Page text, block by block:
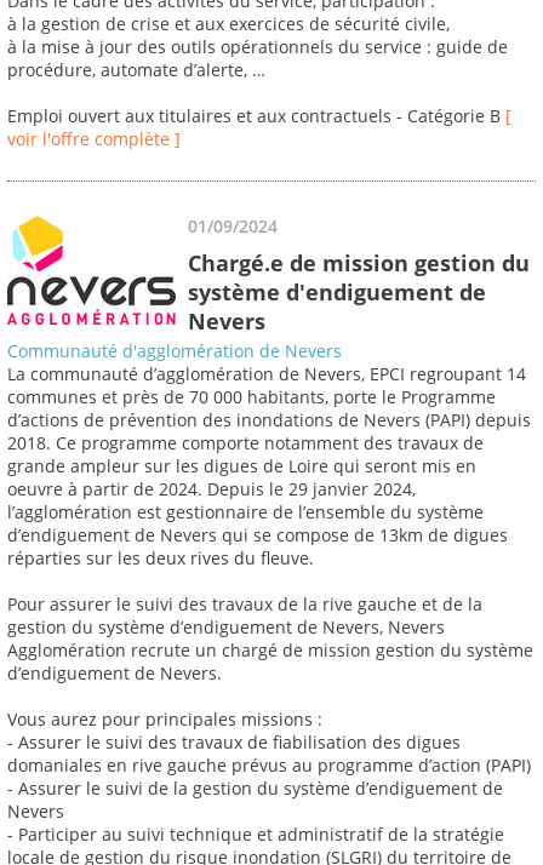
à la gestion de crise et aux exercices de sécurité civile,
à la mise à jour des outils opérationnels du service : guide de
procédure, automate d’alerte, …
Emploi ouvert aux titulaires et aux contractuels - Catégorie B [
voir l'offre complète ]
01/09/2024
Chargé.e de mission gestion du
système d'endiguement de
Nevers
Communauté d'agglomération de Nevers
La communauté d’agglomération de Nevers, EPCI regroupant 14
communes et près de 70 000 habitants, porte le Programme
d’actions de prévention des inondations de Nevers (PAPI) depuis
2018. Ce programme comporte notamment des travaux de
grande ampleur sur les digues de Loire qui seront mis en
oeuvre à partir de 2024. Depuis le 29 janvier 2024,
l’agglomération est gestionnaire de l’ensemble du système
d’endiguement de Nevers qui se compose de 13km de digues
réparties sur les deux rives du fleuve.
Pour assurer le suivi des travaux de la rive gauche et de la
gestion du système d’endiguement de Nevers, Nevers
Agglomération recrute un chargé de mission gestion du système
d’endiguement de Nevers.
Vous aurez pour principales missions :
- Assurer le suivi des travaux de fiabilisation des digues
domaniales en rive gauche prévus au programme d’action (PAPI)
- Assurer le suivi de la gestion du système d’endiguement de
Nevers
- Participer au suivi technique et administratif de la stratégie
locale de gestion du risque inondation (SLGRI) du territoire de